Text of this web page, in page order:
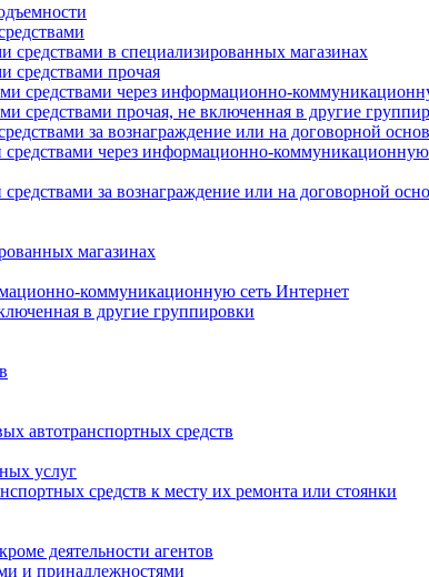
средствами в специализированных магазинах
средствами прочая
средствами через информационно-
средствами прочая, не включенная в другие
за вознаграждение или на договорной
через информационно-
за вознаграждение или на договорной
магазинах
коммуникационную сеть Интернет
в другие группировки
автотранспортных средств
услуг
средств к месту их ремонта или стоянки
деятельности агентов
и принадлежностями